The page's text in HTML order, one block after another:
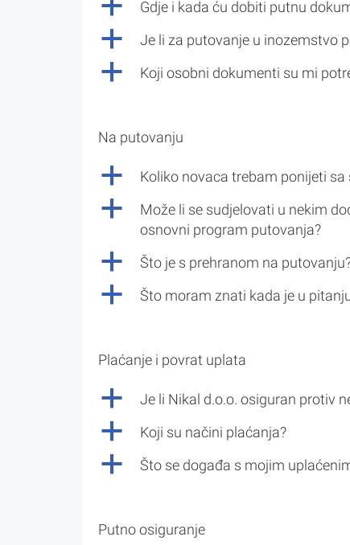
a Gdje i kada ću dobiti putnu
a Je li za putovanje u inozemstvo
a Koji osobni dokumenti su mi
Na putovanju
a Koliko novaca trebam ponijeti
a
Može li se sudjelovati u nekim
osnovni program putovanja?
a Što je s prehranom na
a Što moram znati kada je u
Plaćanje i povrat uplata
a Je li Nikal d.o.o. osiguran protiv
a Koji su načini plaćanja?
a Što se događa s mojim
Putno osiguranje